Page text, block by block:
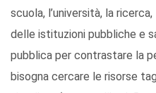
scuola, l’università, la
delle istituzioni pubbliche e
pubblica per contrastare la
bisogna cercare le risorse